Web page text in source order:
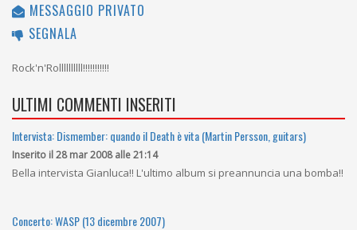
MESSAGGIO PRIVATO
SEGNALA
Rock'n'Rollllllllll!!!!!!!!!!!
ULTIMI COMMENTI INSERITI
Intervista: Dismember: quando il Death è vita (Martin Persson, guitars)
Inserito il 28 mar 2008 alle 21:14
Bella intervista Gianluca!! L'ultimo album si preannuncia una bomba!!
Concerto: WASP (13 dicembre 2007)